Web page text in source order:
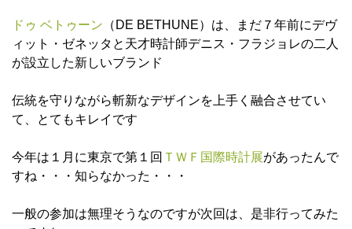
ドゥ ベトゥーン （DE BETHUNE）は、まだ７年前にデヴ
ィット・ゼネッタと天才時計師デニス・フラジョレの二人
が設立した新しいブランド
伝統を守りながら斬新なデザインを上手く融合させてい
て、とてもキレイです
今年は１月に東京で第１回 ＴＷＦ国際時計展があったんで
すね・・・知らなかった・・・
一般の参加は無理そうなのですが次回は、是非行ってみた